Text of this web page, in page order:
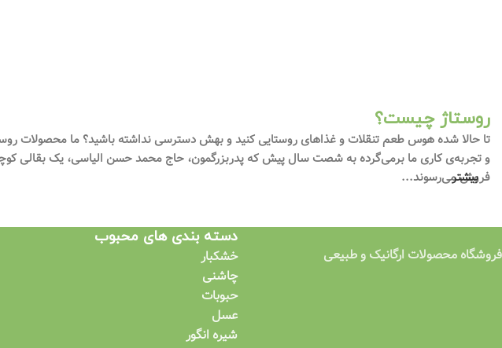
روستاژ چیست؟
تا حالا شده هوس طعم تنقلات و غذاهای روستایی کنید و بهش دسترسی نداشته باشید؟ ما محصولات
و تجربه‌ی کاری ما برمی‌گرده به شصت سال پیش که پدربزرگمون، حاج محمد حسن الیاسی، یک بقالی
فروش می‌رسوند...
بیشتر
فروشگاه محصولات ارگانیک و طبیعی
دسته بندی های محبوب
خشکبار
چاشنی
حبوبات
عسل
شیره انگور